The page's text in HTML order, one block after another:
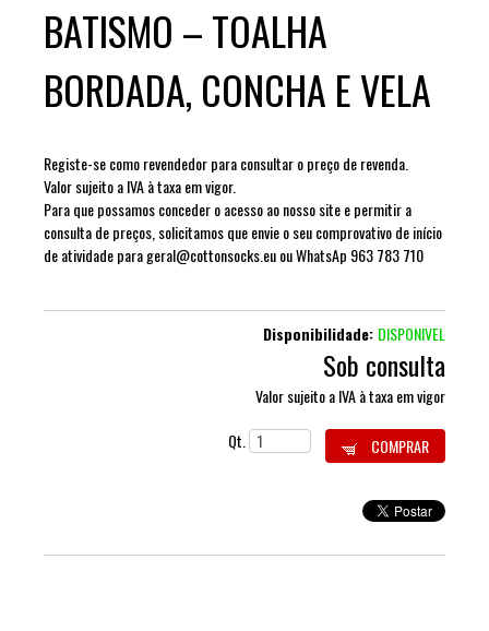
BATISMO – TOALHA
BORDADA, CONCHA E VELA
Registe-se como revendedor para consultar o preço de revenda.
Valor sujeito a IVA à taxa em vigor.
Para que possamos conceder o acesso ao nosso site e permitir a
consulta de preços, solicitamos que envie o seu comprovativo de início
de atividade para geral@cottonsocks.eu ou WhatsAp 963 783 710
Disponibilidade: DISPONIVEL
Sob consulta
Valor sujeito a IVA à taxa em vigor
Qt.
COMPRAR